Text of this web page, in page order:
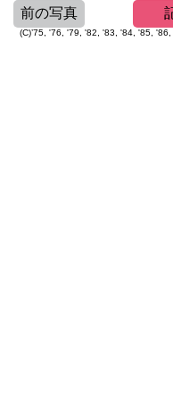
前の写真
(C)’75, '76, '79, '82, '83, '84, '85,